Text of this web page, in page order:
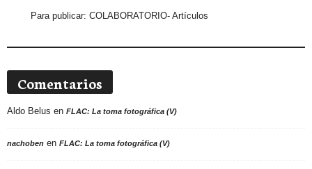
Para publicar:COLABORATORIO- Artículos
Comentarios
Aldo Belus en FLAC: La toma fotográfica (V)
nachoben en FLAC: La toma fotográfica (V)